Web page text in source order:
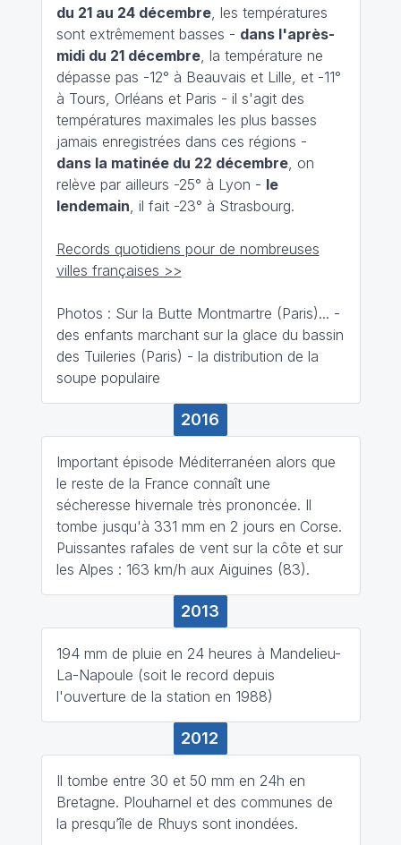
du 21 au 24 décembre, les températures
sont extrêmement basses - dans l'après-
midi du 21 décembre, la température ne
dépasse pas -12° à Beauvais et Lille, et -11°
à Tours, Orléans et Paris - il s'agit des
températures maximales les plus basses
jamais enregistrées dans ces régions -
dans la matinée du 22 décembre, on
relève par ailleurs -25° à Lyon - le
lendemain, il fait -23° à Strasbourg.
Records quotidiens pour de nombreuses
villes françaises >>
Photos : Sur la Butte Montmartre (Paris)... -
des enfants marchant sur la glace du bassin
des Tuileries (Paris) - la distribution de la
soupe populaire
2016
Important épisode Méditerranéen alors que
le reste de la France connaît une
sécheresse hivernale très prononcée. Il
tombe jusqu'à 331 mm en 2 jours en Corse.
Puissantes rafales de vent sur la côte et sur
les Alpes : 163 km/h aux Aiguines (83).
2013
194 mm de pluie en 24 heures à Mandelieu-
La-Napoule (soit le record depuis
l'ouverture de la station en 1988)
2012
Il tombe entre 30 et 50 mm en 24h en
Bretagne. Plouharnel et des communes de
la presqu’île de Rhuys sont inondées.